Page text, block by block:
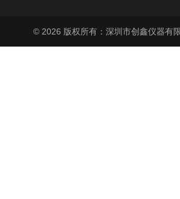
© 2026 版权所有：深圳市创鑫仪器